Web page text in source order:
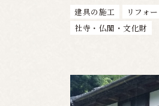
建具の施工 リフォ
社寺・仏閣・文化財